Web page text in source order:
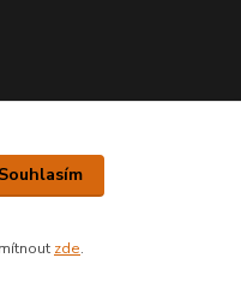
města
Souhlasím
zde.